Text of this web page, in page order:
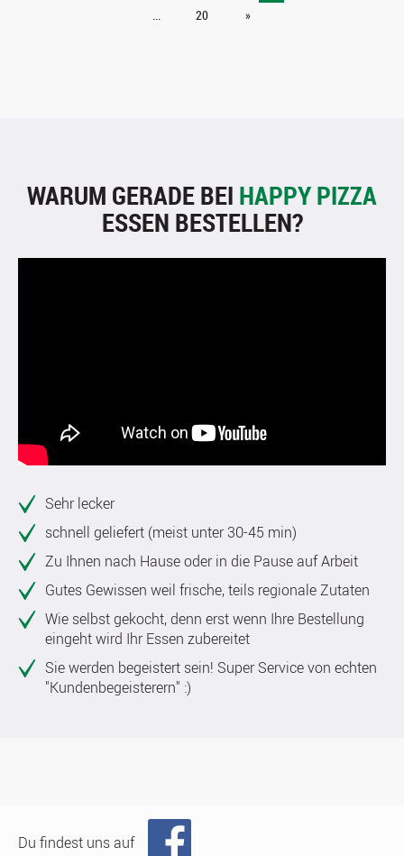
...
20 »
WARUM GERADE BEI HAPPY PIZZA
ESSEN BESTELLEN?
Sehr lecker
schnell geliefert (meist unter 30-45 min)
Zu Ihnen nach Hause oder in die Pause auf Arbeit
Gutes Gewissen weil frische, teils regionale Zutaten
Wie selbst gekocht, denn erst wenn Ihre Bestellung
eingeht wird Ihr Essen zubereitet
Sie werden begeistert sein! Super Service von echten
"Kundenbegeisterern" :)
Du findest uns auf